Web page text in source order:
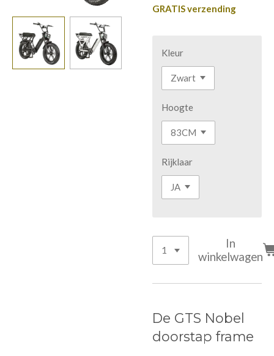
GRATIS verzending
Kleur
Hoogte
Rijklaar
In
winkelwagen
De GTS Nobel
doorstap frame